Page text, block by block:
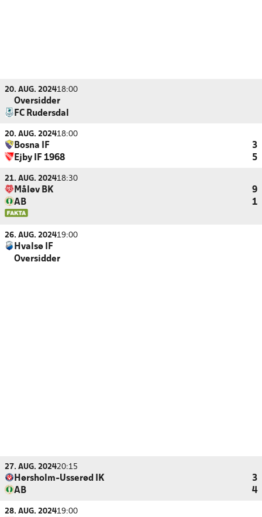
20. AUG. 202418:00
Oversidder
FC Rudersdal
20. AUG. 202418:00
Bosna IF
3
Ejby IF 1968
5
21. AUG. 202418:30
Måløv BK
9
AB
1
26. AUG. 202419:00
Hvalsø IF
Oversidder
27. AUG. 202420:15
Hørsholm-Usserød IK
3
AB
4
28. AUG. 202419:00